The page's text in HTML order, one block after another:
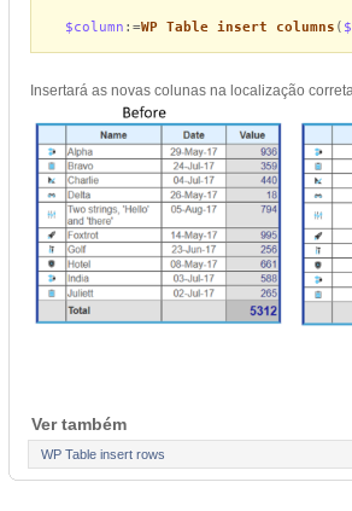
$column :=WP Table insert columns (
Insertará as novas colunas na localização
Ver também
WP Table insert rows